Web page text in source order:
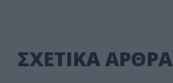
ΣΧΕΤΙΚΑ ΑΡΘΡΑ